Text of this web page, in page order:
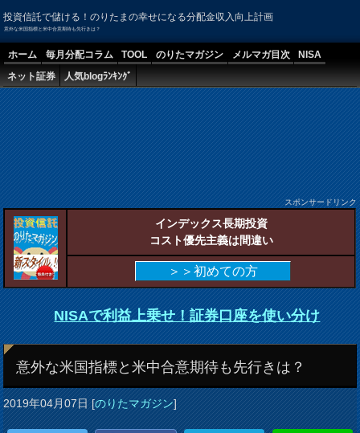
投資信託で儲ける！のりたまの幸せになる分配金収入向上計画
意外な米国指標と米中合意期待も先行きは？
ホーム 毎月分配コラム TOOL のりたマガジン メルマガ目次
NISA
ネット証券
人気blogﾗﾝｷﾝｸﾞ
スポンサードリンク
インデックス長期投資
コスト優先主義は間違い
＞＞初めての方
NISAで利益上乗せ！証券口座を使い分け
意外な米国指標と米中合意期待も先行きは？
2019年04月07日[のりたマガジン]